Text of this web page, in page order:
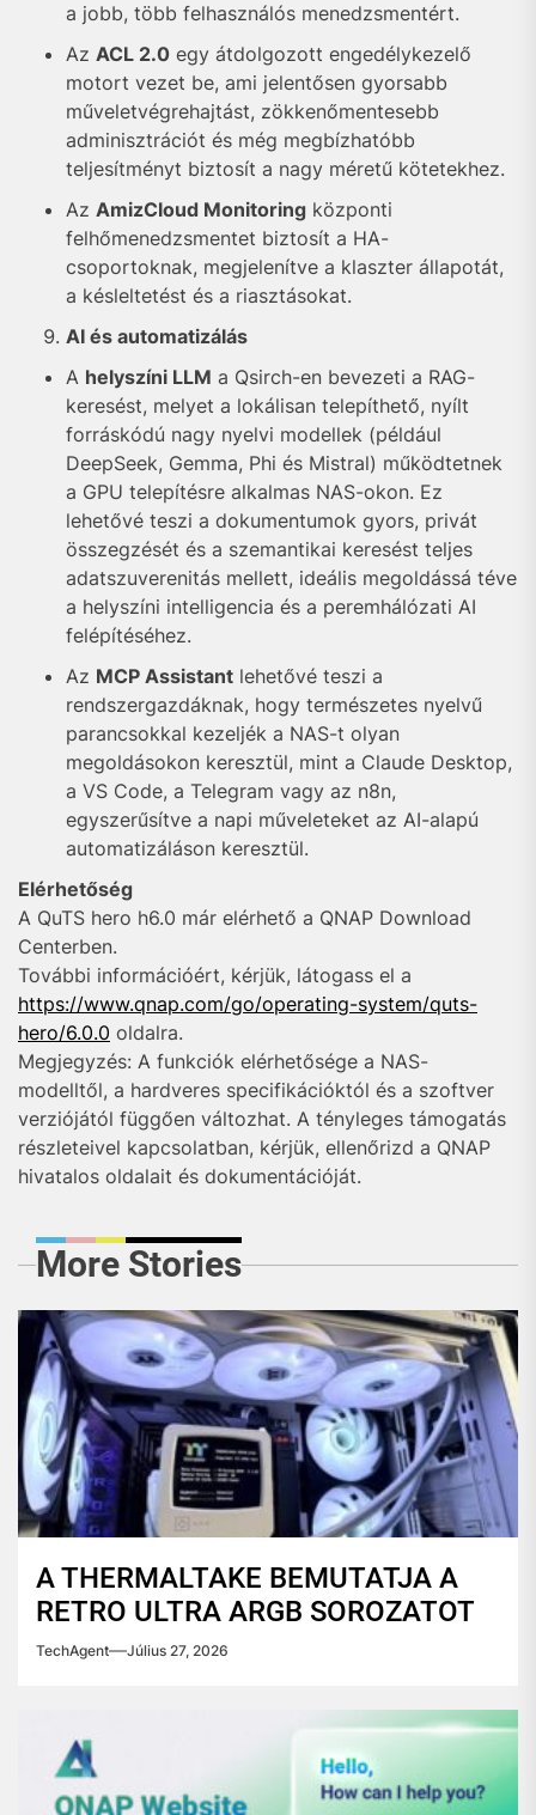
a jobb, több felhasználós menedzsmentért.
Az ACL 2.0 egy átdolgozott engedélykezelő
motort vezet be, ami jelentősen gyorsabb
műveletvégrehajtást, zökkenőmentesebb
adminisztrációt és még megbízhatóbb
teljesítményt biztosít a nagy méretű kötetekhez.
Az AmizCloud Monitoring központi
felhőmenedzsmentet biztosít a HA-
csoportoknak, megjelenítve a klaszter állapotát,
a késleltetést és a riasztásokat.
AI és automatizálás
A helyszíni LLM a Qsirch-en bevezeti a RAG-
keresést, melyet a lokálisan telepíthető, nyílt
forráskódú nagy nyelvi modellek (például
DeepSeek, Gemma, Phi és Mistral) működtetnek
a GPU telepítésre alkalmas NAS-okon. Ez
lehetővé teszi a dokumentumok gyors, privát
összegzését és a szemantikai keresést teljes
adatszuverenitás mellett, ideális megoldássá téve
a helyszíni intelligencia és a peremhálózati AI
felépítéséhez.
Az MCP Assistant lehetővé teszi a
rendszergazdáknak, hogy természetes nyelvű
parancsokkal kezeljék a NAS-t olyan
megoldásokon keresztül, mint a Claude Desktop,
a VS Code, a Telegram vagy az n8n,
egyszerűsítve a napi műveleteket az AI-alapú
automatizáláson keresztül.
Elérhetőség
A QuTS hero h6.0 már elérhető a QNAP Download
Centerben.
További információért, kérjük, látogass el a
https://www.qnap.com/go/operating-system/quts-
hero/6.0.0 oldalra.
Megjegyzés: A funkciók elérhetősége a NAS-
modelltől, a hardveres specifikációktól és a szoftver
verziójától függően változhat. A tényleges támogatás
részleteivel kapcsolatban, kérjük, ellenőrizd a QNAP
hivatalos oldalait és dokumentációját.
More Stories
A THERMALTAKE BEMUTATJA A
RETRO ULTRA ARGB SOROZATOT
TechAgent Július 27, 2026